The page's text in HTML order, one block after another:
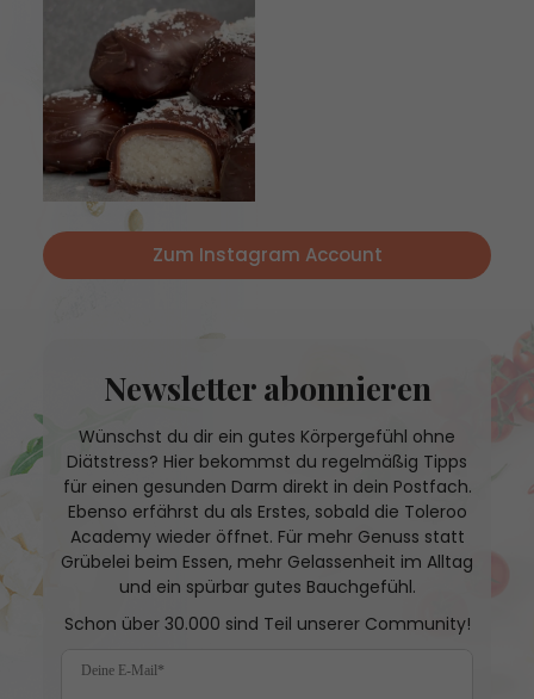
Zum Instagram Account
Newsletter abonnieren
Wünschst du dir ein gutes Körpergefühl ohne
Diätstress? Hier bekommst du regelmäßig Tipps
für einen gesunden Darm direkt in dein Postfach.
Ebenso erfährst du als Erstes, sobald die Toleroo
Academy wieder öffnet. Für mehr Genuss statt
Grübelei beim Essen, mehr Gelassenheit im Alltag
und ein spürbar gutes Bauchgefühl.
Schon über 30.000 sind Teil unserer Community!